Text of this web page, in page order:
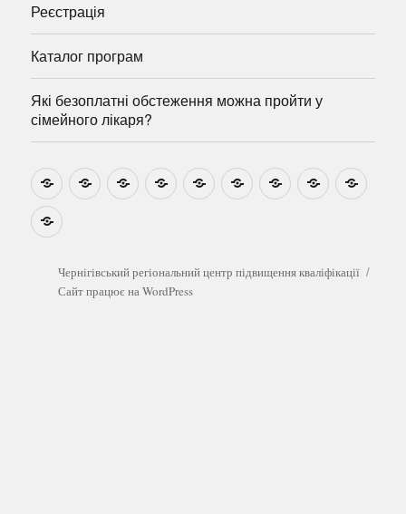
Реєстрація
Каталог програм
Які безоплатні обстеження можна пройти у
сімейного лікаря?
НовиниНавчально-
методичні
Ми
на
Звіти Про
центр
План
графік
Розумовські
зустрічі
Реєстрація
Які
безоплатні
можна
пройти
у
Чернігівський регіональний центр підвищення кваліфікації
Сайт працює на WordPress